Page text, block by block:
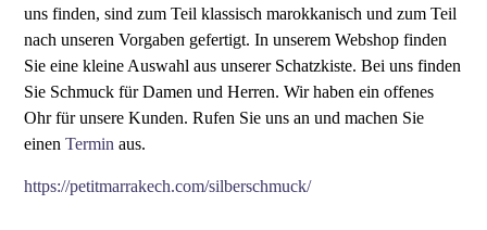
uns finden, sind zum Teil klassisch marokkanisch und zum Teil
nach unseren Vorgaben gefertigt. In unserem Webshop finden
Sie eine kleine Auswahl aus unserer Schatzkiste. Bei uns finden
Sie Schmuck für Damen und Herren. Wir haben ein offenes
Ohr für unsere Kunden. Rufen Sie uns an und machen Sie
einenTermin aus.
https://petitmarrakech.com/silberschmuck/